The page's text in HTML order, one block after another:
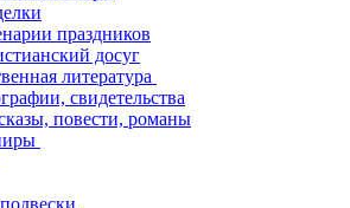
праздников
досуг
литература
свидетельства
повести, романы